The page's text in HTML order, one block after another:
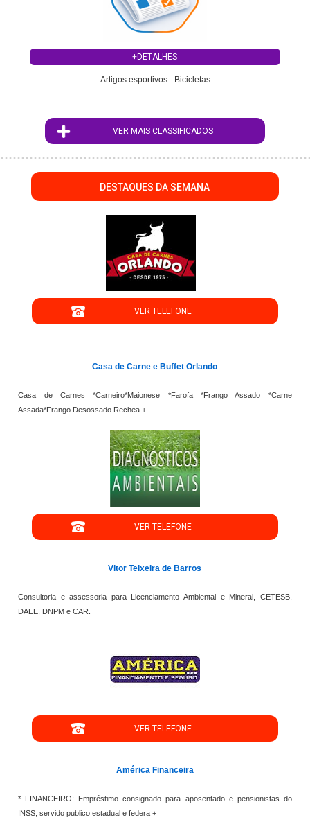
+DETALHES
Artigos esportivos - Bicicletas
VER MAIS CLASSIFICADOS
DESTAQUES DA SEMANA
VER TELEFONE
Casa de Carne e Buffet Orlando
Casa de Carnes *Carneiro*Maionese *Farofa *Frango Assado *Carne
Assada*Frango Desossado Rechea +
VER TELEFONE
Vitor Teixeira de Barros
Consultoria e assessoria para Licenciamento Ambiental e Mineral, CETESB,
DAEE, DNPM e CAR.
VER TELEFONE
América Financeira
* FINANCEIRO: Empréstimo consignado para aposentado e pensionistas do
INSS, servido publico estadual e federa +